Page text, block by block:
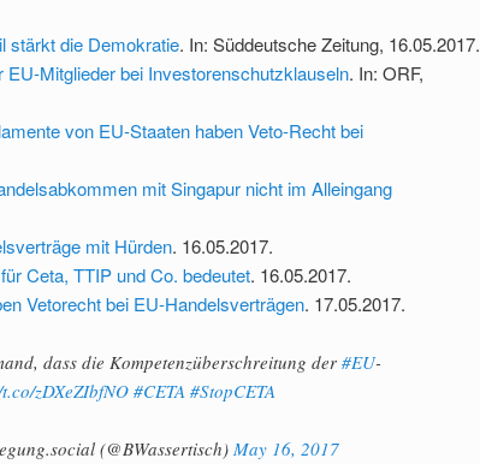
stärkt die Demokratie. In: Süddeutsche Zeitung, 16.05.2017.
EU-Mitglieder bei Investorenschutzklauseln. In: ORF,
von EU-Staaten haben Veto-Recht bei
mit Singapur nicht im Alleingang
mit Hürden. 16.05.2017.
Ceta, TTIP und Co. bedeutet. 16.05.2017.
Vetorecht bei EU-Handelsverträgen. 17.05.2017.
dass die Kompetenzüberschreitung der #EU-
zDXeZIbfNO #CETA #StopCETA
(@BWassertisch) May 16, 2017